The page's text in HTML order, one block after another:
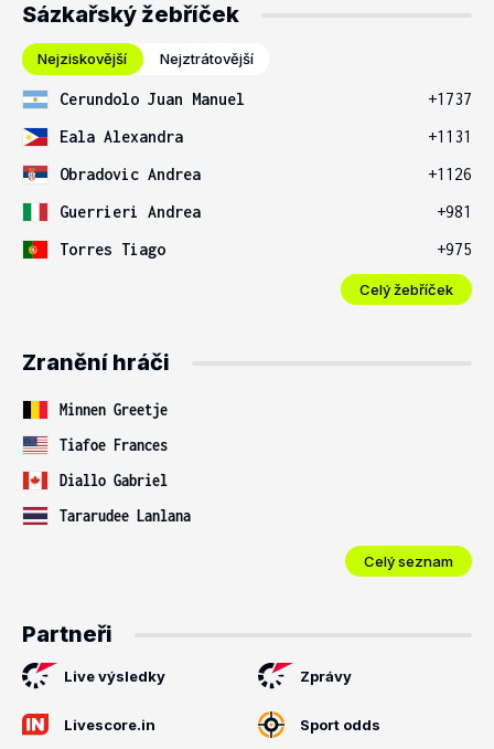
Sázkařský žebříček
Nejziskovější Nejztrátovější
Cerundolo Juan Manuel
+1737
Eala Alexandra
+1131
Obradovic Andrea
+1126
Guerrieri Andrea
+981
Torres Tiago
+975
Celý žebříček
Zranění hráči
Minnen Greetje
Tiafoe Frances
Diallo Gabriel
Tararudee Lanlana
Celý seznam
Partneři
Live výsledky Zprávy
Livescore.in Sport odds